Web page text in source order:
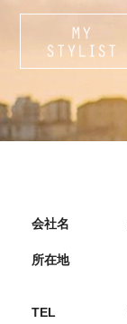
会社名
所在地
TEL